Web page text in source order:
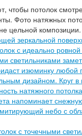
чтобы потолок
Фото натяжных
цельной